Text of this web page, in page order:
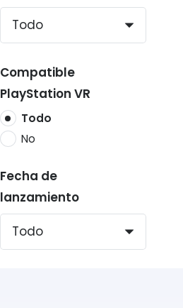
Compatible
PlayStation VR
Todo
No
Fecha de
lanzamiento